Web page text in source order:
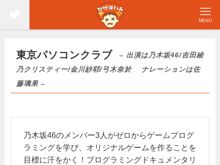
MENU
東京パソコンクラブ
– 出演は乃木坂46/吉田綾
乃クリスティー/金川紗耶/弓木奈於 ナレーションは佐
藤璃果 –
乃木坂46のメンバー3人がゼロからゲームプログ
ラミングを学び、オリジナルゲームを作ることを
目標に汗をかく！プログラミングドキュメンタリ